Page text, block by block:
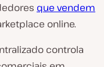
que vendem
online.
controla